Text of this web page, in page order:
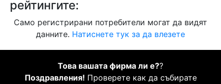
рейтингите:
Само регистрирани потребители могат да видят
данните. Натиснете тук за да влезете
Това вашата фирма ли е??
Поздравления! Проверете как да събирате